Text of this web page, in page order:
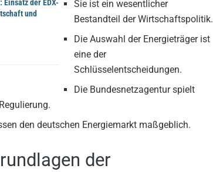
der EDX-
und
Sie ist ein wesentlicher
Bestandteil der Wirtschaftspolitik.
Die Auswahl der Energieträger ist
eine der
Schlüsselentscheidungen.
Die Bundesnetzagentur spielt
den deutschen Energiemarkt maßgeblich.
der